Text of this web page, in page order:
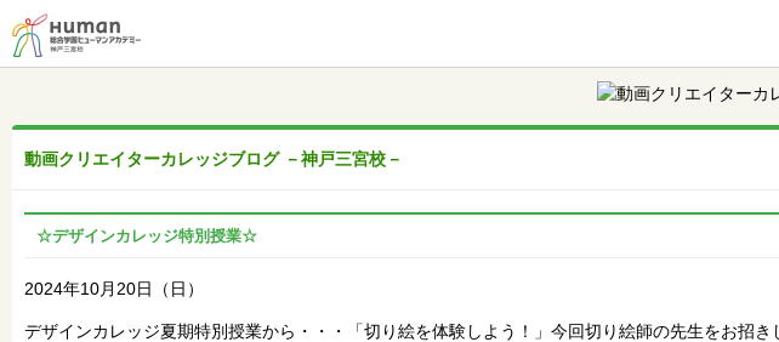
動画クリエイターカレッジブログ －神戸三宮校－
☆デザインカレッジ特別授業☆
2024年10月20日（日）
デザインカレッジ夏期特別授業から・・・「切り絵を体験しよう！」今回切り絵師の先生をお招